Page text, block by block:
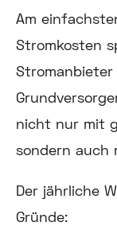
Am
Stromkosten
Stromanbieter
nicht nur mit
sondern auch
Der jährliche
Gründe: